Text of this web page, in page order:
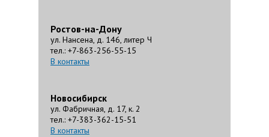
Ростов-на-Дону
ул. Нансена, д. 146, литер Ч
тел.: +7-863-256-55-15
В контакты
Новосибирск
ул. Фабричная, д. 17, к. 2
тел.: +7-383-362-15-51
В контакты